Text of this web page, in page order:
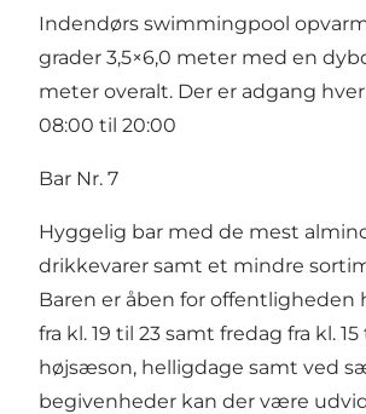
Indendørs swimmingpool
grader 3,5×6,0 meter med en
meter overalt. Der er adgang
08:00 til 20:00
Bar Nr. 7
Hyggelig bar med de mest
drikkevarer samt et mindre
Baren er åben for offentligheden
fra kl. 19 til 23 samt fredag fra kl. 15
højsæson, helligdage samt ved
begivenheder kan der være